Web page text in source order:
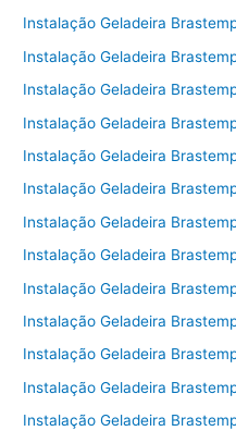
Instalação Geladeira
Instalação Geladeira
Instalação Geladeira
Instalação Geladeira
Instalação Geladeira
Instalação Geladeira
Instalação Geladeira
Instalação Geladeira
Instalação Geladeira
Instalação Geladeira
Instalação Geladeira
Instalação Geladeira
Instalação Geladeira